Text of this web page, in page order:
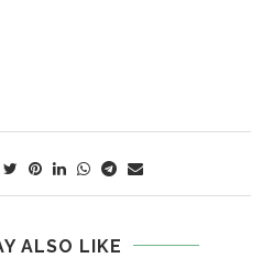
ALSO LIKE